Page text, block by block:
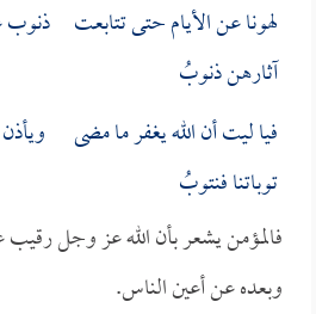
لهونا عن الأيام حتى تتابعت ذنوب
آثارهن ذنوبُ
فيا ليت أن الله يغفر ما مضى
توباتنا فنتوبُ
فالمؤمن يشعر بأن الله عز وجل
وبعده عن أعين الناس.